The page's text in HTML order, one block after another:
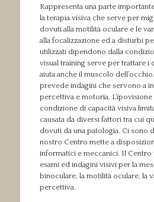
Rappresenta una parte
la terapia visiva che serve per
dovuti alla motilità oculare e le
alla focalizzazione ed a disturbi
utilizzati dipendono dalla
visual training serve per trattare i
aiuta anche il muscolo
prevede indagini che servono a
percettiva e motoria.
condizione di capacità visiva
causata da diversi fattori tra cui
dovuti da una patologia. Ci sono
nostro Centro mette a
informatici e meccanici. Il Centro
esami ed indagini visivi per la
binoculare, la motilità oculare, la
percettiva.